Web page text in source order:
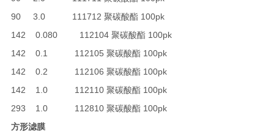
90 3.0 111712 聚碳酸酯 100pk
142 0.080 112104 聚碳酸酯 100pk
142 0.1 112105 聚碳酸酯 100pk
142 0.2 112106 聚碳酸酯 100pk
142 1.0 112110 聚碳酸酯 100pk
293 1.0 112810 聚碳酸酯 100pk
方形滤膜